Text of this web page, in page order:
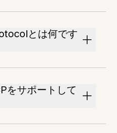
とは何です
をサポートして